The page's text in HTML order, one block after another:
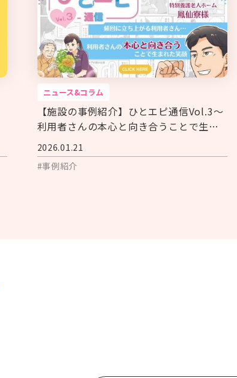
ニュース&コラム
【施設の事例紹介】ひとエピ通信Vol.3～
利用者さんの本心と向き合うことで生ま
れた笑顔～
2026.01.21
#事例紹介